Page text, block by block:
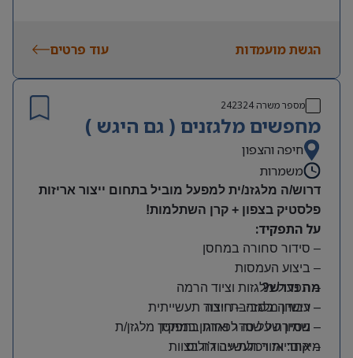
הגשת מועמדות עוד פרטים
מספר משרה242324
מחפשים מלגזנים ( גם היגש )
חיפה והצפון
משמרות
דרוש/ה מלגזנ/ית למפעל מוביל בתחום ייצור אריזות
פלסטיק בצפון + קרן השתלמות!
על התפקיד:
– סידור סחורה במחסן
– ביצוע העמסות
– תפעול מלגזות וציוד הרמה
– עבודה בסביבת ייצור תעשייתית
– שמירה על סדר וארגון במחסן
מה נדרש?
– רישיון מלגזה – חובה
– ניסיון של שנה לפחות בתפקיד מלגזן/ת
– אחריות ויכולת עבודה בצוות
מיקום: אזור תעשייה ג’וליס